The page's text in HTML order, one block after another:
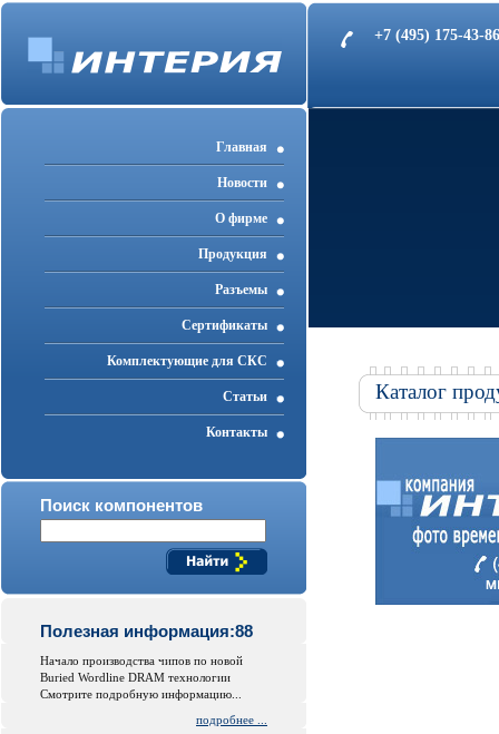
+7 (495) 175-43-
Главная
Новости
О фирме
Продукция
Разъемы
Cертификаты
Комплектующие для СКС
Статьи
Контакты
Поиск компонентов
Полезная информация:88
Начало производства чипов по новой
Buried Wordline DRAM технологии
Смотрите подробную информацию...
подробнее ...
Каталог